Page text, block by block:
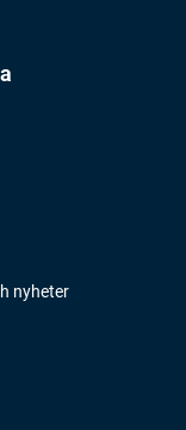
nyheter